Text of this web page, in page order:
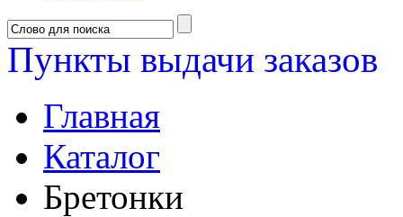
Пункты выдачи заказов
Главная
Каталог
Бретонки